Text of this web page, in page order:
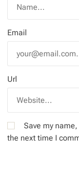
Email
Url
Save my
the next time I